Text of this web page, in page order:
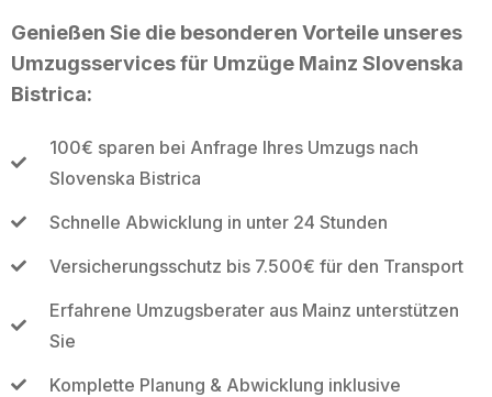
Genießen Sie die besonderen Vorteile unseres
Umzugsservices für Umzüge Mainz Slovenska
Bistrica:
100€ sparen bei Anfrage Ihres Umzugs nach
Slovenska Bistrica
Schnelle Abwicklung in unter 24 Stunden
Versicherungsschutz bis 7.500€ für den Transport
Erfahrene Umzugsberater aus Mainz unterstützen
Sie
Komplette Planung & Abwicklung inklusive